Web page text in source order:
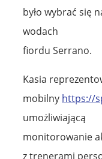
było wybrać się
wodach
fiordu Serrano.
Kasia
mobilny https://
umożliwiającą
monitorowanie
z trenerami